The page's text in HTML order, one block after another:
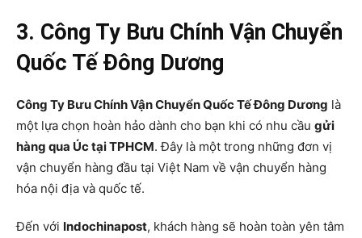
3. Công Ty Bưu Chính Vận Chuyển
Quốc Tế Đông Dương
Công Ty Bưu Chính Vận Chuyển Quốc Tế Đông Dương là
một lựa chọn hoàn hảo dành cho bạn khi có nhu cầu gửi
hàng qua Úc tại TPHCM. Đây là một trong những đơn vị
vận chuyển hàng đầu tại Việt Nam về vận chuyển hàng
hóa nội địa và quốc tế.
Đến với Indochinapost, khách hàng sẽ hoàn toàn yên tâm